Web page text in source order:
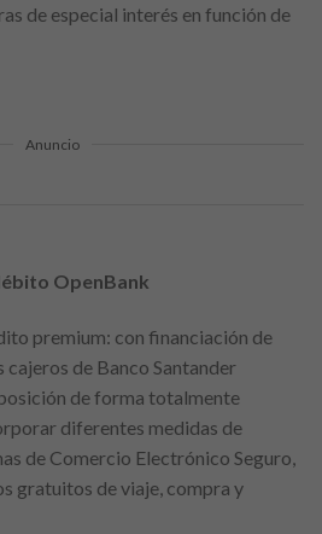
de especial interés en función de
Anuncio
OpenBank
premium: con financiación de
de Banco Santander
de forma totalmente
diferentes medidas de
de Comercio Electrónico Seguro,
gratuitos de viaje, compra y